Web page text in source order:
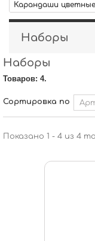
Карандаши цветные
Наборы
Наборы
Товаров: 4.
Сортировка по
Показано 1 - 4 из 4